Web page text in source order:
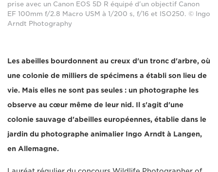
prise avec un Canon EOS 5D R équipé d'un objectif Canon
EF 100mm f/2.8 Macro USM à 1/200 s, f/16 et ISO250. © Ingo
Arndt Photography
Les abeilles bourdonnent au creux d'un tronc d'arbre, où
une colonie de milliers de spécimens a établi son lieu de
vie. Mais elles ne sont pas seules : un photographe les
observe au cœur même de leur nid. Il s'agit d'une
colonie sauvage d'abeilles européennes, établie dans le
jardin du photographe animalier Ingo Arndt à Langen,
en Allemagne.